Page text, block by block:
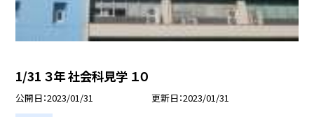
1/31 ３年 社会科見学 １０
公開日 2023/01/31 更新日 2023/01/31